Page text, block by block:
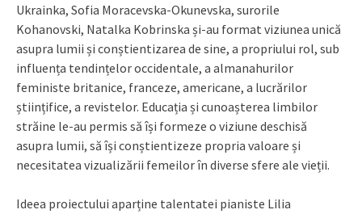
Ukrainka, Sofia Moracevska-Okunevska, surorile
Kohanovski, Natalka Kobrinska și-au format viziunea unică
asupra lumii și conștientizarea de sine, a propriului rol, sub
influența tendințelor occidentale, a almanahurilor
feministe britanice, franceze, americane, a lucrărilor
științifice, a revistelor. Educația și cunoașterea limbilor
străine le-au permis să își formeze o viziune deschisă
asupra lumii, să își conștientizeze propria valoare și
necesitatea vizualizării femeilor în diverse sfere ale vieții.
Ideea proiectului aparține talentatei pianiste Lilia